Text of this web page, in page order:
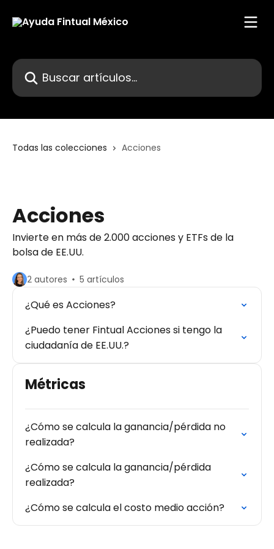
Buscar artículos...
Todas las colecciones Acciones
Acciones
Invierte en más de 2.000 acciones y ETFs de la
bolsa de EE.UU.
2 autores 5 artículos
¿Qué es Acciones?
¿Puedo tener Fintual Acciones si tengo la
ciudadanía de EE.UU.?
Métricas
¿Cómo se calcula la ganancia/pérdida no
realizada?
¿Cómo se calcula la ganancia/pérdida
realizada?
¿Cómo se calcula el costo medio acción?